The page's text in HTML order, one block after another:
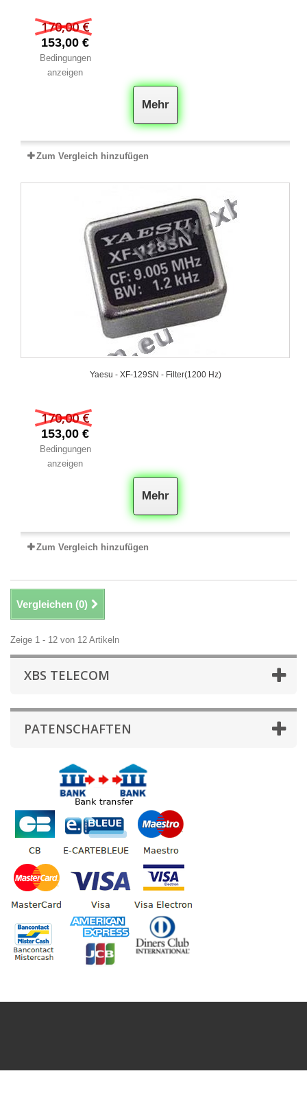
170,00 €
153,00 €
Bedingungen
anzeigen
Mehr
Zum Vergleich hinzufügen
Yaesu - XF‐129SN - Filter(1200 Hz)
170,00 €
153,00 €
Bedingungen
anzeigen
Mehr
Zum Vergleich hinzufügen
Vergleichen (0)
Zeige 1 - 12 von 12 Artikeln
XBS TELECOM
PATENSCHAFTEN